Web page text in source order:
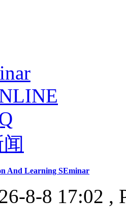
And Learning SEminar
8-8 17:02 ,